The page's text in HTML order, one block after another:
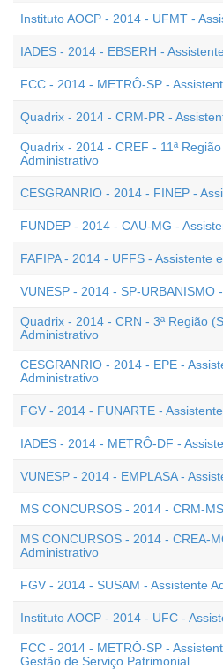
Instituto AOCP - 2014 - UFMT -
IADES - 2014 - EBSERH -
FCC - 2014 - METRÔ-SP -
Quadrix - 2014 - CRM-PR -
Quadrix - 2014 - CREF - 11ª
Administrativo
CESGRANRIO - 2014 - FINEP -
FUNDEP - 2014 - CAU-MG -
FAFIPA - 2014 - UFFS - Assistente
VUNESP - 2014 - SP-URBANISMO
Quadrix - 2014 - CRN - 3ª Região
Administrativo
CESGRANRIO - 2014 - EPE -
Administrativo
FGV - 2014 - FUNARTE -
IADES - 2014 - METRÔ-DF -
VUNESP - 2014 - EMPLASA -
MS CONCURSOS - 2014 - CRM-
MS CONCURSOS - 2014 - CREA-
Administrativo
FGV - 2014 - SUSAM - Assistente
Instituto AOCP - 2014 - UFC -
FCC - 2014 - METRÔ-SP -
Gestão de Serviço Patrimonial